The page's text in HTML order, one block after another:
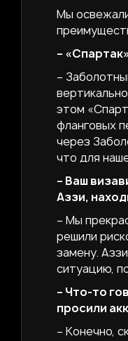
Мы
–
–
этом
фланговых
через
что для
– Ваш
Аззи,
– Мы
решили
замену.
ситуацию,
– Что-то
просили
– Конечно,